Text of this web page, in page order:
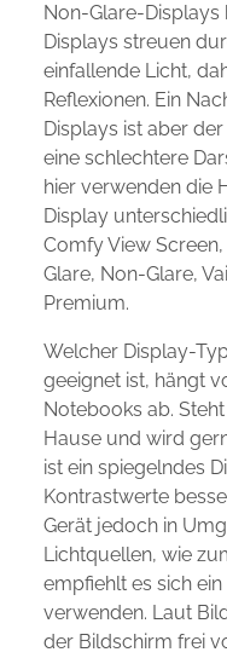
Non-Glare-Displays
Displays streuen
einfallende Licht,
Reflexionen. Ein
Displays ist aber
eine schlechtere
hier verwenden die
Display
Comfy View
Glare, Non-Glare,
Premium.
Welcher Display-
geeignet ist, hängt
Notebooks ab.
Hause und wird
ist ein spiegelndes
Kontrastwerte
Gerät jedoch in
Lichtquellen, wie
empfiehlt es sich
verwenden. Laut
der Bildschirm frei